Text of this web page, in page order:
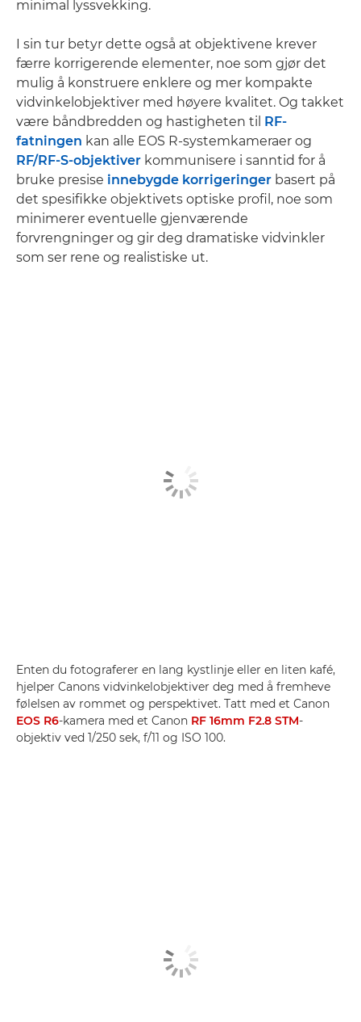
minimal lyssvekking.
I sin tur betyr dette også at objektivene krever
færre korrigerende elementer, noe som gjør det
mulig å konstruere enklere og mer kompakte
vidvinkelobjektiver med høyere kvalitet. Og takket
være båndbredden og hastigheten til RF-
fatningen kan alle EOS R-systemkameraer og
RF/RF-S-objektiver kommunisere i sanntid for å
bruke presise innebygde korrigeringer basert på
det spesifikke objektivets optiske profil, noe som
minimerer eventuelle gjenværende
forvrengninger og gir deg dramatiske vidvinkler
som ser rene og realistiske ut.
Enten du fotograferer en lang kystlinje eller en liten kafé,
hjelper Canons vidvinkelobjektiver deg med å fremheve
følelsen av rommet og perspektivet. Tatt med et Canon
EOS R6-kamera med et Canon RF 16mm F2.8 STM-
objektiv ved 1/250 sek, f/11 og ISO 100.